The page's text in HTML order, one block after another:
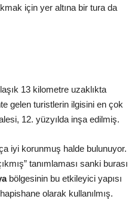
için yer altına bir tura da
13 kilometre uzaklıkta
gelen turistlerin ilgisini en çok
12. yüzyılda inşa edilmiş.
iyi korunmuş halde bulunuyor.
tanımlaması sanki burası
bölgesinin bu etkileyici yapısı
olarak kullanılmış.